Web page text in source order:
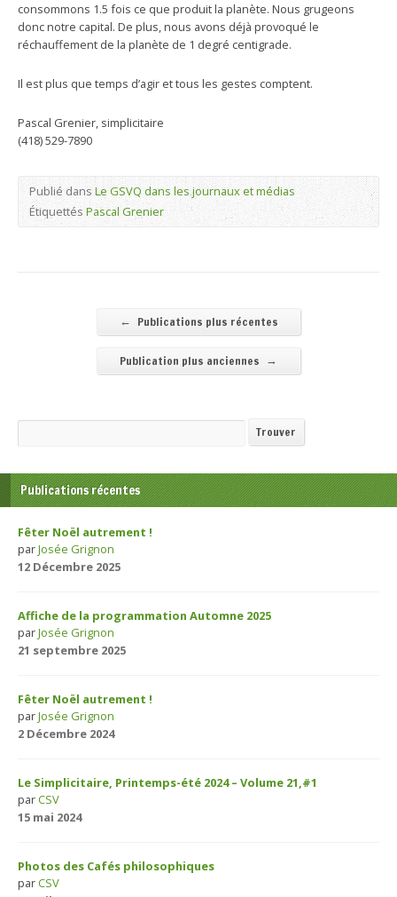
consommons 1.5 fois ce que produit la planète. Nous grugeons
donc notre capital. De plus, nous avons déjà provoqué le
réchauffement de la planète de 1 degré centigrade.
Il est plus que temps d’agir et tous les gestes comptent.
Pascal Grenier, simplicitaire
(418) 529-7890
Publié dansLe GSVQ dans les journaux et médias
ÉtiquettésPascal Grenier
← Publications plus récentes
Publication plus anciennes →
Recherche Trouver
Publications récentes
Fêter Noël autrement !
parJosée Grignon
12 Décembre 2025
Affiche de la programmation Automne 2025
parJosée Grignon
21 septembre 2025
Fêter Noël autrement !
parJosée Grignon
2 Décembre 2024
Le Simplicitaire, Printemps-été 2024 – Volume 21,#1
par CSV
15 mai 2024
Photos des Cafés philosophiques
par CSV